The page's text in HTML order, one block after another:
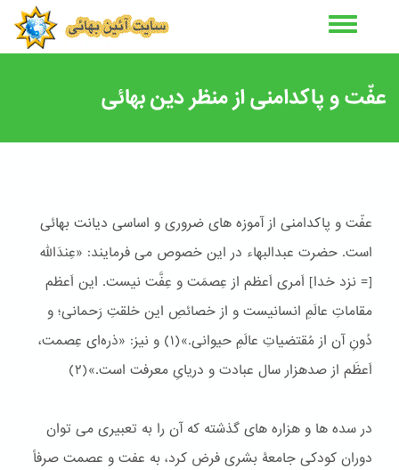
عفّت و پاکدامنی از منظر دین بهائی
عفّت و پاکدامنی از آموزه های ضروری و اساسی دیانت بهائی
است. حضرت عبدالبهاء در این خصوص می فرمایند: «عِندَاللّه
[= نزد خدا] اَمری اَعظم از عِصمَت و عِفَّت نیست. این اَعظم
مقاماتِ عالَمِ انسانیست و از خصائصِ این خلقتِ رَحمانی؛ و
دُونِ آن از مُقتضیاتِ عالَمِ حیوانی.»(١) و نیز: «ذره‌ای عِصمت،
اَعظَم از صدهزار سال عبادت و دریایِ معرفت است.»(٢)
در سده ها و هزاره های گذشته که آن را به تعبیری می توان
دوران کودکی جامعۀ بشری فرض کرد، به عفت و عصمت صرفاً